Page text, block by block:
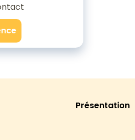
Présentation